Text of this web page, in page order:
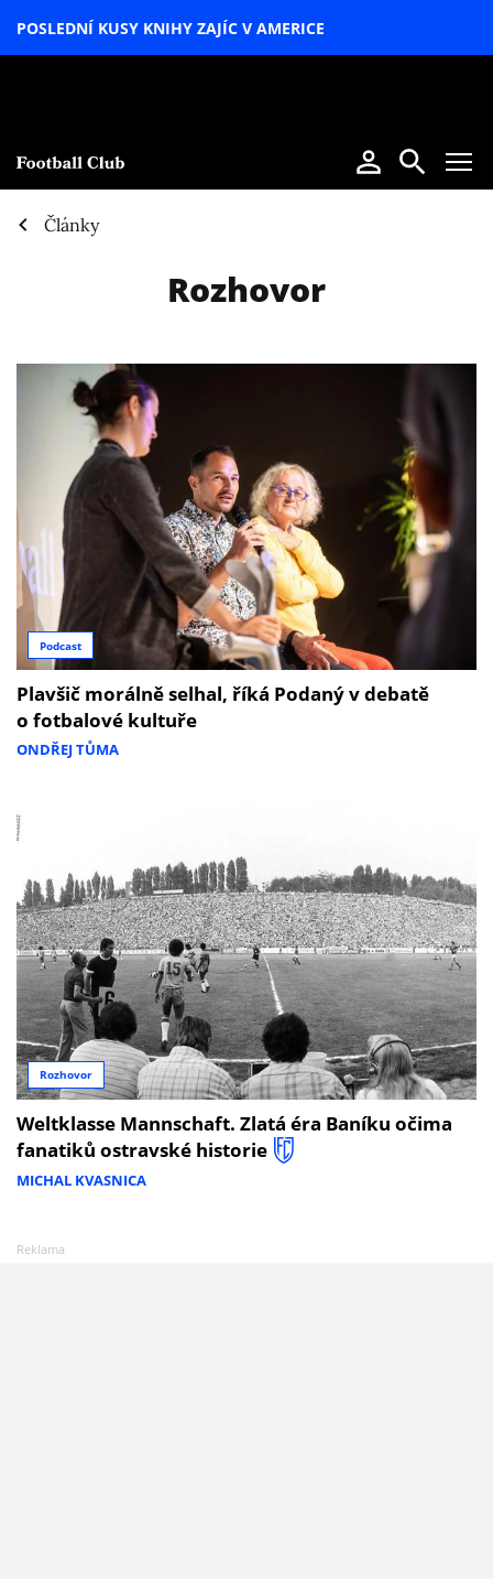
POSLEDNÍ KUSY KNIHY ZAJÍC V AMERICE
Články
Rozhovor
Podcast
Plavšič morálně selhal, říká Podaný v debatě
o fotbalové kultuře
ONDŘEJ TŮMA
Rozhovor
Weltklasse Mannschaft. Zlatá éra Baníku očima
fanatiků ostravské historie
MICHAL KVASNICA